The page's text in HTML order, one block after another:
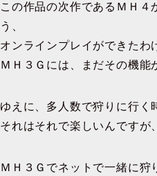
この作品の次作であるＭＨ
う、
オンラインプレイができたわ
ＭＨ３Ｇには、まだその機能
ゆえに、多人数で狩りに行く
それはそれで楽しいんですが
ＭＨ３Ｇでネットで一緒に狩